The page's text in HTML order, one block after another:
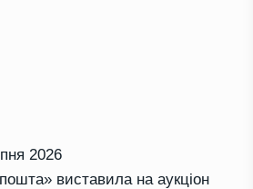
2026
виставила на аукціон